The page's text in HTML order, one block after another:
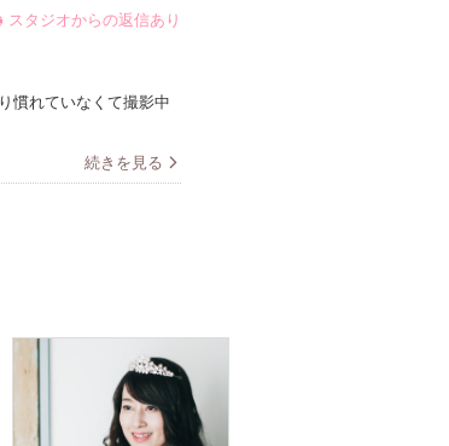
スタジオからの返信あり
慣れていなくて撮影中
続きを見る